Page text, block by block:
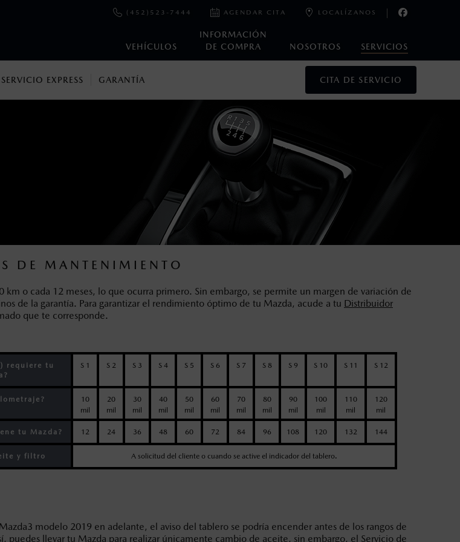
VEHÍCULOS
INFORMACIÓN
DE COMPRA
NOSOTROS SERVICIOS
(452)523-7444 AGENDAR CITA LOCALÍZANOS
SERVICIO EXPRESS GARANTÍA CITA DE SERVICIO
DE MANTENIMIENTO
o cada 12 meses, lo que ocurra primero. Sin embargo, se permite un margen de variación de
de la garantía. Para garantizar el rendimiento óptimo de tu Mazda, acude a tu Distribuidor
que te corresponde.
requiere tu
S 1 S 2 S 3 S 4 S 5 S 6 S 7 S 8 S 9 S 10 S 11 S 12
10
mil
20
mil
30
mil
40
mil
50
mil
60
mil
70
mil
80
mil
90
mil
100
mil
110
mil
120
mil
tu Mazda? 12 24 36 48 60 72 84 96 108 120 132 144
y filtro A solicitud del cliente o cuando se active el indicador del tablero.
modelo 2019 en adelante, el aviso del tablero se podría encender antes de los rangos de
puedes llevar tu Mazda para realizar únicamente cambio de aceite, sin embargo, el Servicio de
sugeridos por el fabricante, en moneda de los Estados Unidos Mexicanos, incluyen: I.V.A., e
placas, accesorios, seguro y gastos administrativos. Mazda de México, se reserva el derecho de